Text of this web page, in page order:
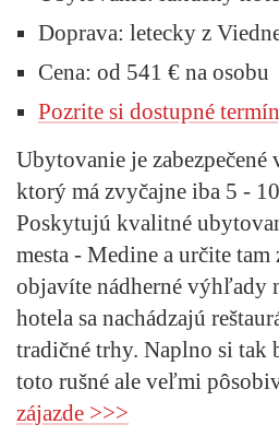
Doprava: letecky z
Cena: od 541 € na osobu
Pozrite si dostupné
Ubytovanie je
ktorý má zvyčajne iba 5 -
Poskytujú kvalitné
mesta - Medine a určite
objavíte nádherné výhľady
hotela sa nachádzajú
tradičné trhy. Naplno si tak
toto rušné ale veľmi
zájazde >>>